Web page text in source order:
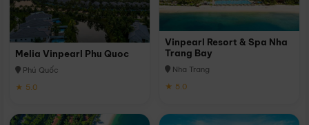
Melia Vinpearl Phu Quoc
Phú Quốc
★ 5.0
Vinpearl Resort & Spa Nha
Trang Bay
Nha Trang
★ 5.0